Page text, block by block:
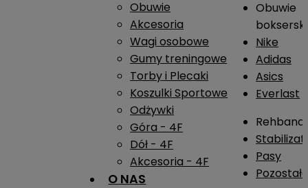
Obuwie
Akcesoria
Wagi osobowe
Gumy treningowe
Torby i Plecaki
Koszulki Sportowe
Odżywki
Góra - 4F
Dół - 4F
Akcesoria - 4F
O NAS
Obuwie
Nike
Adidas
Asics
Everlast
Rehband
Pasy